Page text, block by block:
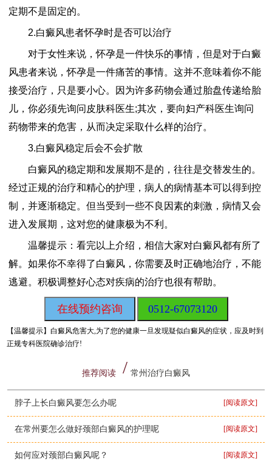
定期不是固定的。
2.白癜风患者怀孕时是否可以治疗
对于女性来说，怀孕是一件快乐的事情，但是对于白癜
风患者来说，怀孕是一件痛苦的事情。这并不意味着你不能
接受治疗，只是要小心。因为许多药物会通过胎盘传递给胎
儿，你必须先询问皮肤科医生;其次，要向妇产科医生询问
药物带来的危害，从而决定采取什么样的治疗。
3.白癜风稳定后会不会扩散
白癜风的稳定期和发展期不是的，往往是交替发生的。
经过正规的治疗和精心的护理，病人的病情基本可以得到控
制，并逐渐稳定。但当受到一些不良因素的刺激，病情又会
进入发展期，这对您的健康极为不利。
温馨提示：看完以上介绍，相信大家对白癜风都有所了
解。如果你不幸得了白癜风，你需要及时正确地治疗，不能
逃避。积极调整好心态对疾病的治疗也很有帮助。
在线预约咨询 0512-67073120
【温馨提示】白癜风危害大,为了您的健康一旦发现疑似白癜风的症状，应及时到
正规专科医院确诊治疗!
推荐阅读 常州治疗白癜风
脖子上长白癜风要怎么办呢 [阅读原文]
在常州要怎么做好颈部白癜风的护理呢 [阅读原文]
如何应对颈部白癜风呢？ [阅读原文]